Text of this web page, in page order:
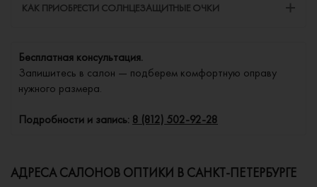
КАК ПРИОБРЕСТИ СОЛНЦЕЗАЩИТНЫЕ ОЧКИ
Бесплатная консультация.
Запишитесь в салон — подберем комфортную оправу
нужного размера.
Подробности и запись: 8 (812) 502-92-28
АДРЕСА САЛОНОВ ОПТИКИ В САНКТ-ПЕТЕРБУРГЕ